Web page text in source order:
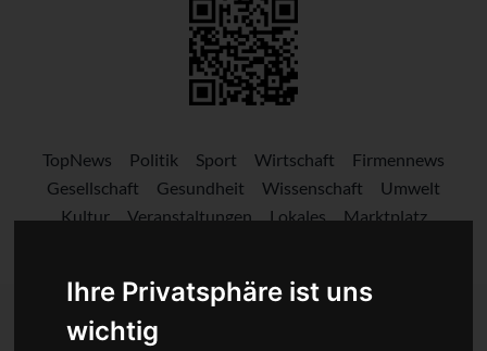
Ihre Privatsphäre ist uns
wichtig
TopNews Politik Sport Wirtschaft
Firmennews
Gesellschaft
Gesundheit Wissenschaft
Umwelt
Kultur
Veranstaltungen Lokales
Marktplatz